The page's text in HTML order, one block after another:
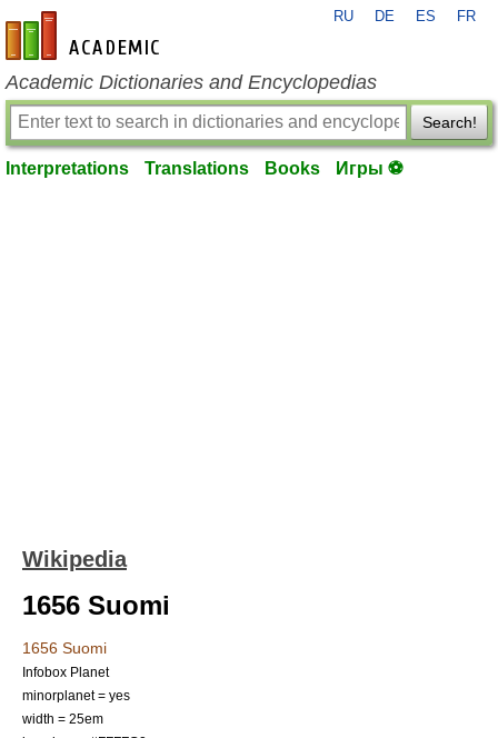
en-academic.com
RU DE ES FR
Academic Dictionaries and Encyclopedias
Search!
Interpretations Translations Books Игры ⚽
Wikipedia
1656 Suomi
1656 Suomi
Infobox Planet
minorplanet = yes
width = 25em